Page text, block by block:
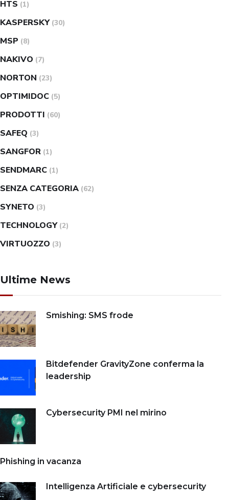
HTS (1)
KASPERSKY (30)
MSP (8)
NAKIVO (7)
NORTON (23)
OPTIMIDOC (5)
PRODOTTI (60)
SAFEQ (3)
SANGFOR (1)
SENDMARC (1)
SENZA CATEGORIA (62)
SYNETO (3)
TECHNOLOGY (2)
VIRTUOZZO (3)
Ultime News
Smishing: SMS frode
Bitdefender GravityZone conferma la
leadership
Cybersecurity PMI nel mirino
Phishing in vacanza
Intelligenza Artificiale e cybersecurity